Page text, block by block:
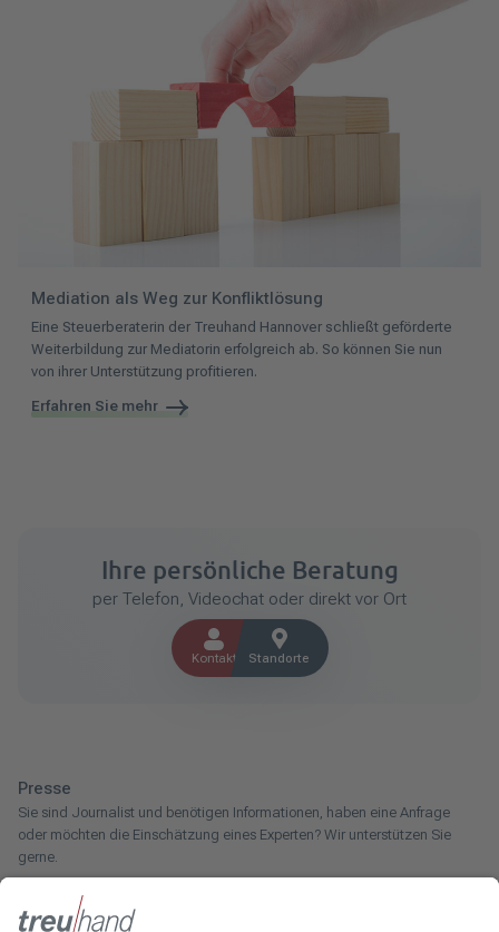
Mediation als Weg zur Konfliktlösung
Eine Steuerberaterin der Treuhand Hannover schließt geförderte
Weiterbildung zur Mediatorin erfolgreich ab. So können Sie nun
von ihrer Unterstützung profitieren.
Erfahren Sie mehr
Ihre persönliche Beratung
per Telefon, Videochat oder direkt vor Ort
Kontakt Standorte
Presse
Sie sind Journalist und benötigen Informationen, haben eine Anfrage
oder möchten die Einschätzung eines Experten? Wir unterstützen Sie
gerne.
Zum Pressebereich